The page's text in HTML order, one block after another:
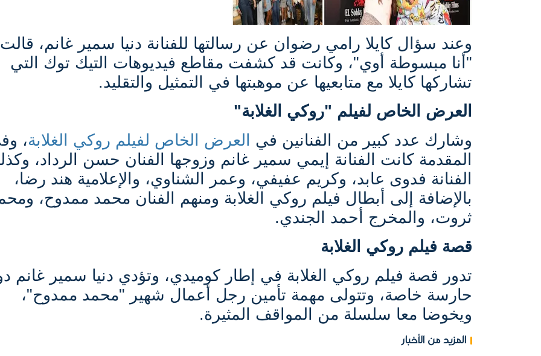
وعند سؤال كايلا رامي رضوان عن رسالتها للفنانة دنيا سمير غانم،
"أنا مبسوطة أوي"، وكانت قد كشفت مقاطع فيديوهات التيك توك التي
تشاركها كايلا مع متابعيها عن موهبتها في التمثيل والتقليد.
العرض الخاص لفيلم "روكي الغلابة"
وشارك عدد كبير من الفنانين في
العرض الخاص لفيلم روكي الغلابة،
المقدمة كانت الفنانة إيمي سمير غانم وزوجها الفنان حسن الرداد،
الفنانة فدوى عابد، وكريم عفيفي، وعمر الشناوي، والإعلامية هند رضا،
بالإضافة إلى أبطال فيلم روكي الغلابة ومنهم الفنان محمد ممدوح،
ثروت، والمخرج أحمد الجندي.
قصة فيلم روكي الغلابة
تدور قصة فيلم روكي الغلابة في إطار كوميدي، وتؤدي دنيا سمير غانم
حارسة خاصة، وتتولى مهمة تأمين رجل أعمال شهير "محمد ممدوح"،
ويخوضا معا سلسلة من المواقف المثيرة.
المزيد من الأخبار